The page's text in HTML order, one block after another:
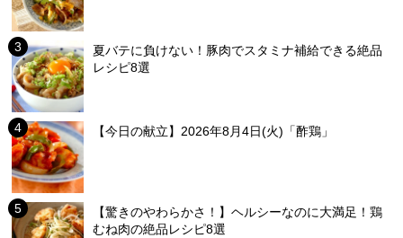
夏バテに負けない！豚肉でスタミナ補給できる絶品
レシピ8選
【今日の献立】2026年8月4日(火)「酢鶏」
【驚きのやわらかさ！】ヘルシーなのに大満足！鶏
むね肉の絶品レシピ8選